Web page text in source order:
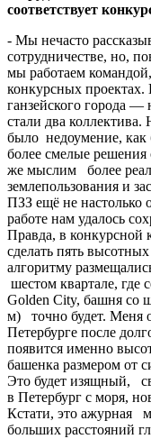
соответствует
- Мы нечасто
сотрудничестве, но,
мы работаем
конкурсных
ганзейского города —
стали два
было недоумение,
более смелые
же мыслим более
землепользования и
ПЗЗ ещё не настолько
работе нам удалось
Правда, в конкурсной
сделать пять
алгоритму
шестом квартале, где
Golden City, башня со
м) точно будет. Меня
Петербурге после
появится именно
башенка размером от
Это будет изящный,
в Петербург с моря,
Кстати, это ажурная
больших расстояний